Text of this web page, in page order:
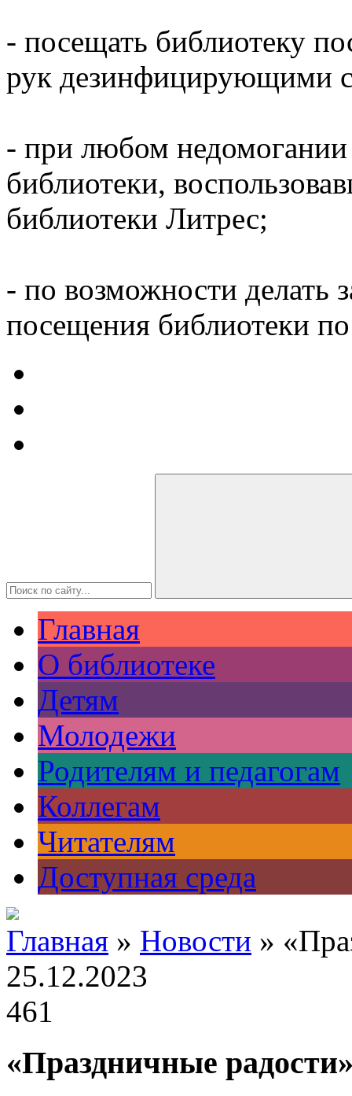
- посещать библиотеку
рук дезинфицирующими
- при любом недомогании
библиотеки,
библиотеки Литрес;
- по возможности делать
посещения библиотеки
Главная
О библиотеке
Детям
Молодежи
Родителям и педагогам
Коллегам
Читателям
Доступная среда
Главная » Новости »
25.12.2023
461
«Праздничные